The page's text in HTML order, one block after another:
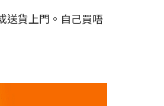
送貨上門。自己買唔